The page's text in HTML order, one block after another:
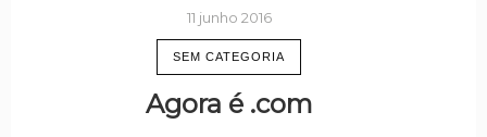
11 junho 2016
SEM CATEGORIA
Agora é .com